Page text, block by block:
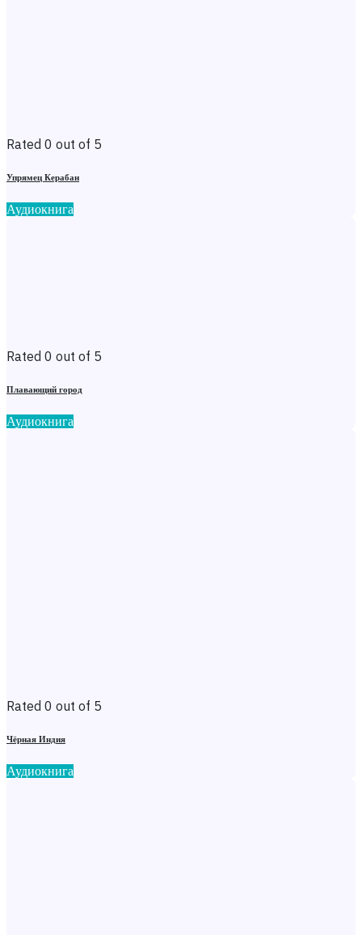
Rated 0 out of 5
Упрямец Керабан
Аудиокнига
Rated 0 out of 5
Плавающий город
Аудиокнига
Rated 0 out of 5
Чёрная Индия
Аудиокнига